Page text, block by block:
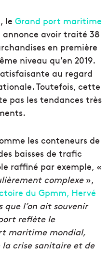
le Grand port maritime
annonce avoir traité 38
en première
niveau qu’en 2019.
au regard
Toutefois, cette
pas les tendances très
les conteneurs de
baisses de trafic
raffiné par exemple, «
complexe»,
du Gpmm, Hervé
que l’on ait souvenir
reflète le
maritime mondial,
la crise sanitaire et de